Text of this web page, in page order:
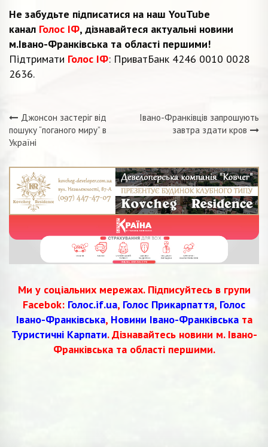
Не забудьте підписатися на наш YouTube
канал Голос ІФ, дізнавайтеся актуальні новини
м.Івано-Франківська та області першими!
Підтримати Голос ІФ: ПриватБанк 4246 0010 0028
2636.
Навігація
Джонсон застеріг від
пошуку “поганого миру” в
Україні
Івано-Франківців запрошують
завтра здати кров
Ми у соціальних мережах. Підписуйтесь в групи
Facebok: Голос.if.ua, Голос Прикарпаття, Голос
Івано-Франківська, Новини Івано-Франківськата
Туристичні Карпати. Дізнавайтесь новини м. Івано-
Франківська та області першими.